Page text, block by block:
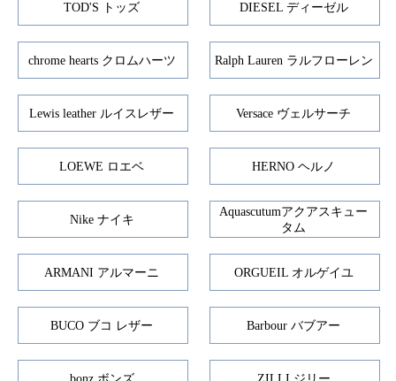
TOD'S トッズ DIESEL ディーゼル
chrome hearts クロムハーツ Ralph Lauren ラルフローレン
Lewis leather ルイスレザー Versace ヴェルサーチ
LOEWE ロエベ HERNO ヘルノ
Nike ナイキ
Aquascutumアクアスキュー
タム
ARMANI アルマーニ ORGUEIL オルゲイユ
BUCO ブコ レザー Barbour バブアー